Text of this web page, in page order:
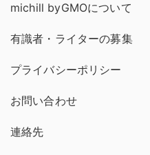
michill byGMOについて
有識者・ライターの募集
プライバシーポリシー
お問い合わせ
連絡先